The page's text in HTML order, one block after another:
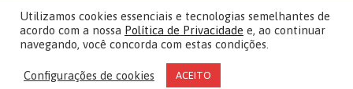
Utilizamos cookies essenciais e tecnologias semelhantes de
acordo com a nossa Política de Privacidade e, ao continuar
navegando, você concorda com estas condições.
Configurações de cookies ACEITO